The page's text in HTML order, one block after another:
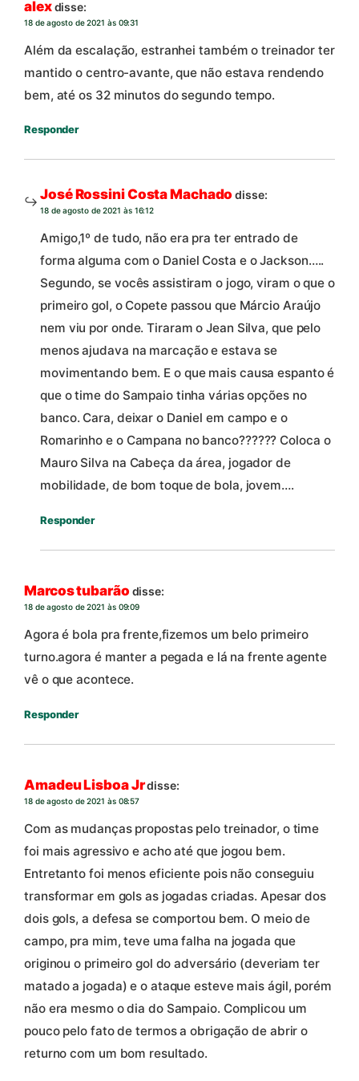
alexdisse:
18 de agosto de 2021 às 09:31
Além da escalação, estranhei também o treinador ter
mantido o centro-avante, que não estava rendendo
bem, até os 32 minutos do segundo tempo.
Responder
José Rossini Costa Machado disse:
18 de agosto de 2021 às 16:12
Amigo,1º de tudo, não era pra ter entrado de
forma alguma com o Daniel Costa e o Jackson…..
Segundo, se vocês assistiram o jogo, viram o que o
primeiro gol, o Copete passou que Márcio Araújo
nem viu por onde. Tiraram o Jean Silva, que pelo
menos ajudava na marcação e estava se
movimentando bem. E o que mais causa espanto é
que o time do Sampaio tinha várias opções no
banco. Cara, deixar o Daniel em campo e o
Romarinho e o Campana no banco?????? Coloca o
Mauro Silva na Cabeça da área, jogador de
mobilidade, de bom toque de bola, jovem….
Responder
Marcos tubarão disse:
18 de agosto de 2021 às 09:09
Agora é bola pra frente,fizemos um belo primeiro
turno.agora é manter a pegada e lá na frente agente
vê o que acontece.
Responder
Amadeu Lisboa Jrdisse:
18 de agosto de 2021 às 08:57
Com as mudanças propostas pelo treinador, o time
foi mais agressivo e acho até que jogou bem.
Entretanto foi menos eficiente pois não conseguiu
transformar em gols as jogadas criadas. Apesar dos
dois gols, a defesa se comportou bem. O meio de
campo, pra mim, teve uma falha na jogada que
originou o primeiro gol do adversário (deveriam ter
matado a jogada) e o ataque esteve mais ágil, porém
não era mesmo o dia do Sampaio. Complicou um
pouco pelo fato de termos a obrigação de abrir o
returno com um bom resultado.